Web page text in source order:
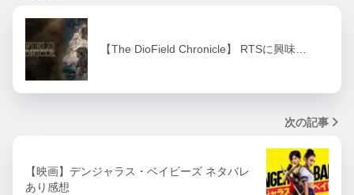
【The DioField Chronicle】 RTSに興味…
次の記事
【映画】デンジャラス・ベイビーズ ネタバレ
あり感想